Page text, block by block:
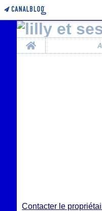
Home
Contacter le